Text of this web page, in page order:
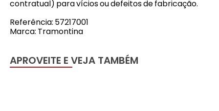
contratual) para vícios ou defeitos de fabricação.
Referência: 57217001
Marca: Tramontina
APROVEITE E VEJA TAMBÉM